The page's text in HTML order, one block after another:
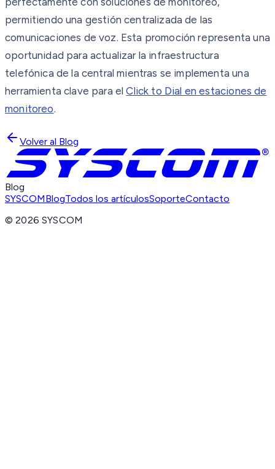
permitiendo una gestión centralizada de las
comunicaciones de voz. Esta promoción representa una
oportunidad para actualizar la infraestructura
telefónica de la central mientras se implementa una
herramienta clave para elClick to Dial en estaciones de
monitoreo.
Volver al Blog
Blog
SYSCOMBlogTodos los artículosSoporteContacto
©2026 SYSCOM